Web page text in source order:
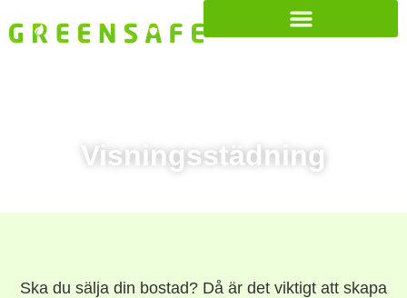
Visningsstädning
Ska du sälja din bostad? Då är det viktigt att skapa